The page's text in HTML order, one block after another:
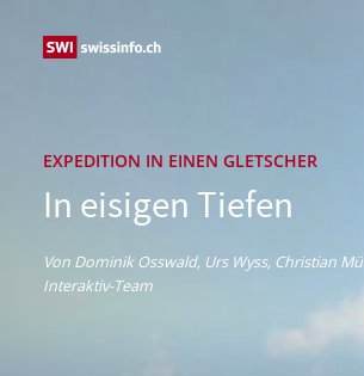
In eisigen Tiefen
EXPEDITION IN EINEN GLETSCHER
In eisigen Tiefen
Von Dominik Osswald, Urs Wyss, Christian
Interaktiv-Team